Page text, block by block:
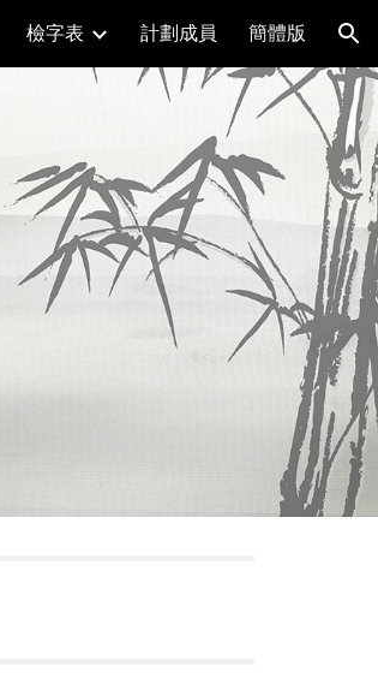
檢字表 計劃成員 簡體版